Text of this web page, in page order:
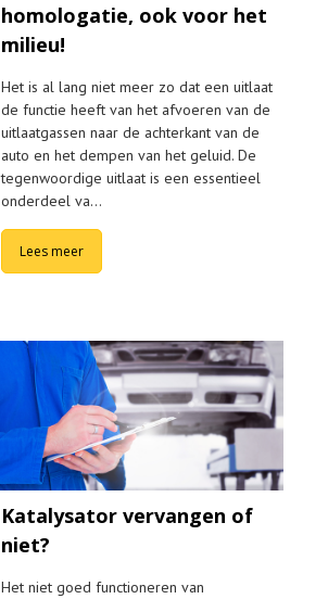
homologatie, ook voor het
milieu!
Het is al lang niet meer zo dat een uitlaat
de functie heeft van het afvoeren van de
uitlaatgassen naar de achterkant van de
auto en het dempen van het geluid. De
tegenwoordige uitlaat is een essentieel
onderdeel va…
Lees meer
Katalysator vervangen of
niet?
Het niet goed functioneren van